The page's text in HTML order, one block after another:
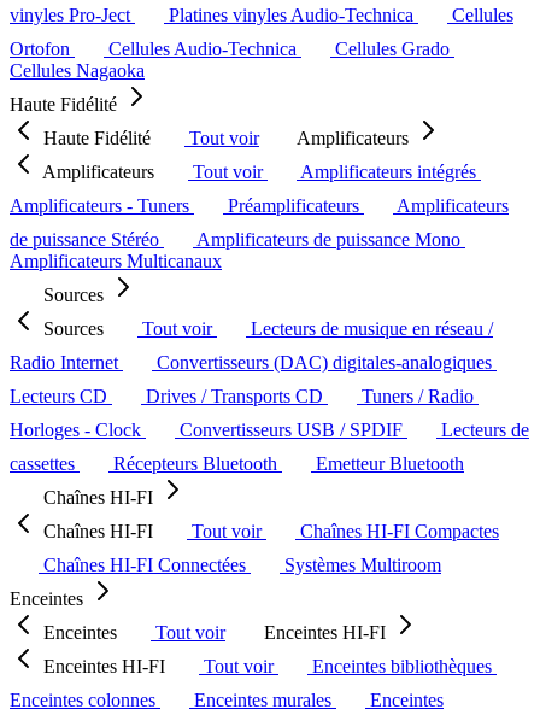
vinyles Pro-Ject
Platines vinyles Audio-Technica
Cellules
Ortofon
Cellules Audio-Technica
Cellules Grado
Cellules Nagaoka
Haute Fidélité
Haute Fidélité
Tout voir
Amplificateurs
Amplificateurs
Tout voir
Amplificateurs intégrés
Amplificateurs - Tuners
Préamplificateurs
Amplificateurs
de puissance Stéréo
Amplificateurs de puissance Mono
Amplificateurs Multicanaux
Sources
Sources
Tout voir
Lecteurs de musique en réseau /
Radio Internet
Convertisseurs (DAC) digitales-analogiques
Lecteurs CD
Drives / Transports CD
Tuners / Radio
Horloges - Clock
Convertisseurs USB / SPDIF
Lecteurs de
cassettes
Récepteurs Bluetooth
Emetteur Bluetooth
Chaînes HI-FI
Chaînes HI-FI
Tout voir
Chaînes HI-FI Compactes
Chaînes HI-FI Connectées
Systèmes Multiroom
Enceintes
Enceintes
Tout voir
Enceintes HI-FI
Enceintes HI-FI
Tout voir
Enceintes bibliothèques
Enceintes colonnes
Enceintes murales
Enceintes